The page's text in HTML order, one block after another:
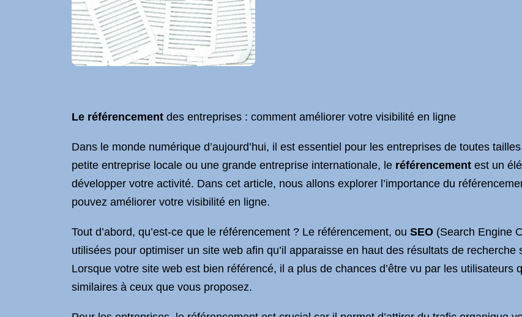
Le référencement des entreprises : comment améliorer votre visibilité en ligne
Dans le monde numérique d’aujourd’hui, il est essentiel pour les entreprises de toutes
petite entreprise locale ou une grande entreprise internationale, le référencement est un
développer votre activité. Dans cet article, nous allons explorer l’importance du
pouvez améliorer votre visibilité en ligne.
Tout d’abord, qu’est-ce que le référencement ? Le référencement, ou SEO (Search Engine
utilisées pour optimiser un site web afin qu’il apparaisse en haut des résultats de
Lorsque votre site web est bien référencé, il a plus de chances d’être vu par les utilisateurs
similaires à ceux que vous proposez.